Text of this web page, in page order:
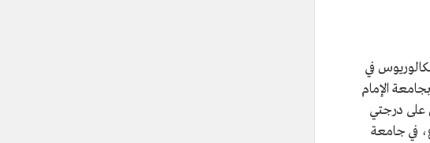
في
الإمام
درجتي
في جامعة